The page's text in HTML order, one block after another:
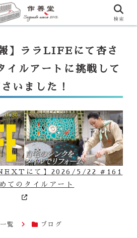
ー付シンク（40万円～）のお問合せはこ
のフォームにご記入ください
】ララLIFEにて杏さ
イルアートに挑戦して
さいました！
NEXTにて】2026/5/22 #161
てのタイルアート
覧 ブログ
検索